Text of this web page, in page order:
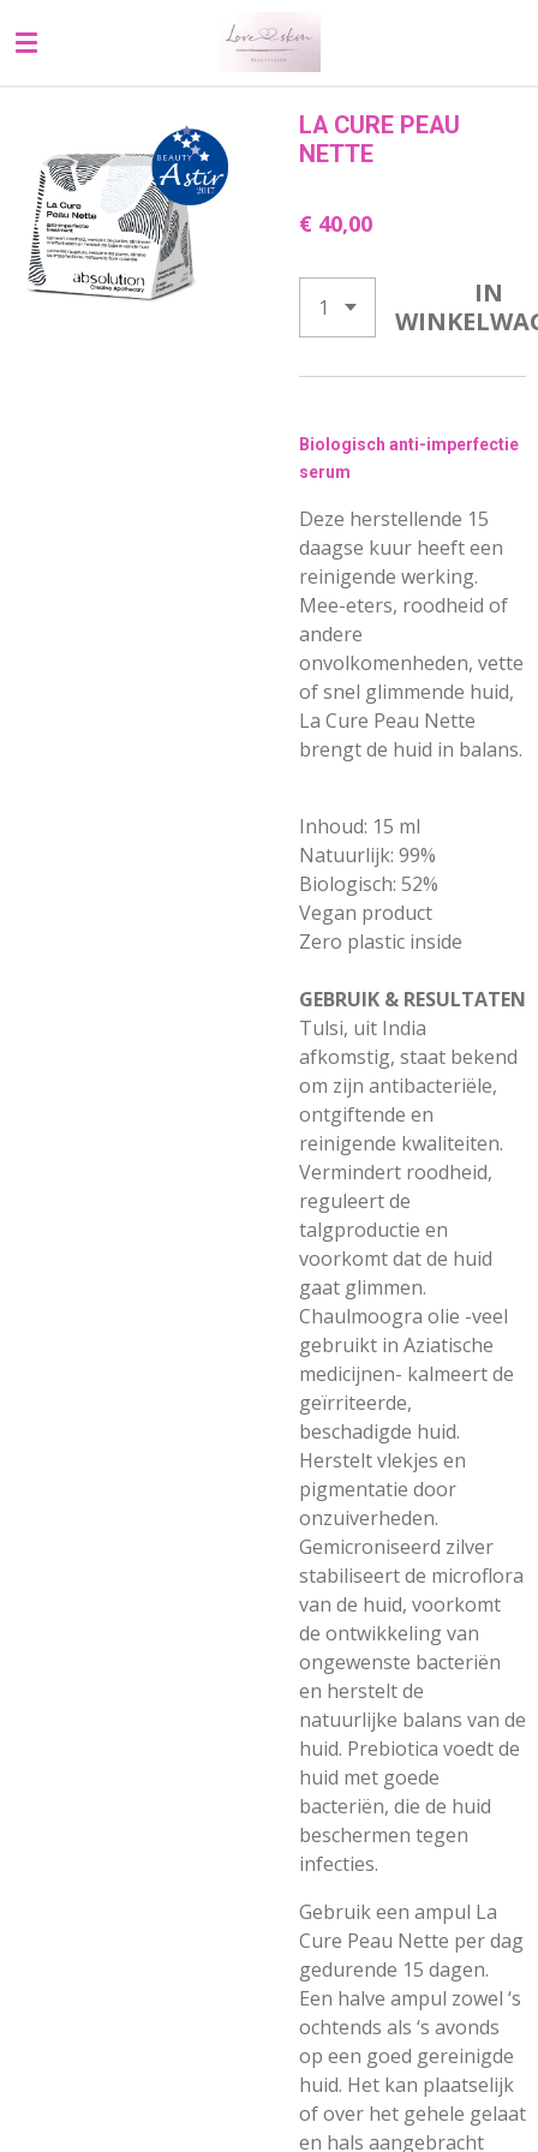
direct
LA CURE PEAU
NETTE
€ 40,00
IN
Biologisch anti-imperfectie
serum
Deze herstellende 15
daagse kuur heeft een
reinigende werking.
Mee-eters, roodheid of
andere
onvolkomenheden, vette
of snel glimmende huid,
La Cure Peau Nette
brengt de huid in balans.
Inhoud: 15 ml
Natuurlijk: 99%
Biologisch: 52%
Vegan product
Zero plastic inside
GEBRUIK & RESULTATEN
Tulsi, uit India
afkomstig, staat bekend
om zijn antibacteriële,
ontgiftende en
reinigende kwaliteiten.
Vermindert roodheid,
reguleert de
talgproductie en
voorkomt dat de huid
gaat glimmen.
Chaulmoogra olie -veel
gebruikt in Aziatische
medicijnen- kalmeert de
geïrriteerde,
beschadigde huid.
Herstelt vlekjes en
pigmentatie door
onzuiverheden.
Gemicroniseerd zilver
stabiliseert de microflora
van de huid, voorkomt
de ontwikkeling van
ongewenste bacteriën
en herstelt de
natuurlijke balans van de
huid. Prebiotica voedt de
huid met goede
bacteriën, die de huid
beschermen tegen
infecties.
Gebruik een ampul La
Cure Peau Nette per dag
gedurende 15 dagen.
Een halve ampul zowel ‘s
ochtends als ‘s avonds
op een goed gereinigde
huid. Het kan plaatselijk
of over het gehele gelaat
en hals aangebracht